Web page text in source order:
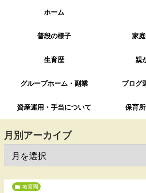
ホーム
普段の様子 家
生育歴 親
グループホーム・副業 ブログ
資産運用・手当について 保育
月別アーカイブ
療育園